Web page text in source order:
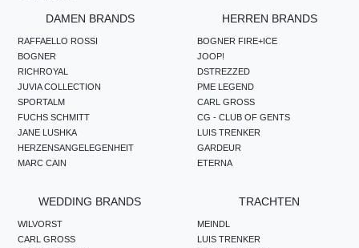
DAMEN BRANDS
RAFFAELLO ROSSI
BOGNER
RICHROYAL
JUVIA COLLECTION
SPORTALM
FUCHS SCHMITT
JANE LUSHKA
HERZENSANGELEGENHEIT
MARC CAIN
HERREN BRANDS
BOGNER FIRE+ICE
JOOP!
DSTREZZED
PME LEGEND
CARL GROSS
CG - CLUB OF GENTS
LUIS TRENKER
GARDEUR
ETERNA
WEDDING BRANDS
WILVORST
CARL GROSS
TRACHTEN
MEINDL
LUIS TRENKER